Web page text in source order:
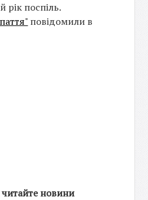
рік поспіль.
повідомили в
читайте новини